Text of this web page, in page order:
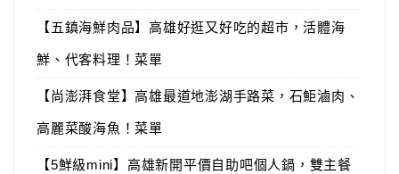
【五鎮海鮮肉品】高雄好逛又好吃的超市，活體海
鮮、代客料理！菜單
【尚澎湃食堂】高雄最道地澎湖手路菜，石鮔滷肉、
高麗菜酸海魚！菜單
【5鮮級mini】高雄新開平價自助吧個人鍋，雙主餐